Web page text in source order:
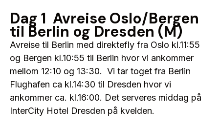
Dag 1 Avreise Oslo/Bergen
til Berlin og Dresden (M)
Avreise til Berlin med direktefly fra Oslo kl.11:55
og Bergen kl.10:55 til Berlin hvor vi ankommer
mellom 12:10 og 13:30. Vi tar toget fra Berlin
Flughafen ca kl.14:30 til Dresden hvor vi
ankommer ca. kl.16:00. Det serveres middag på
InterCity Hotel Dresden på kvelden.